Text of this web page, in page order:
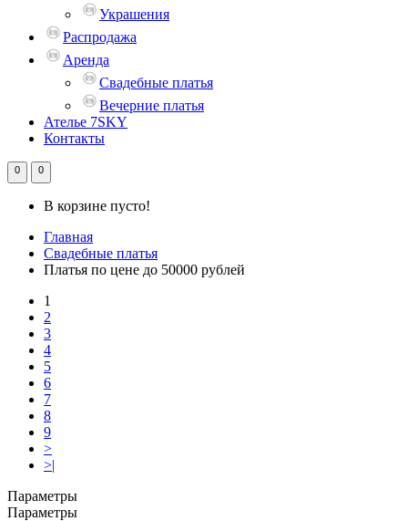
Украшения
Распродажа
Аренда
Свадебные платья
Вечерние платья
Ателье 7SKY
Контакты
0 0
В корзине пусто!
Главная
Свадебные платья
Платья по цене до 50000 рублей
1
2
3
4
5
6
7
8
9
>
>|
Параметры
Параметры